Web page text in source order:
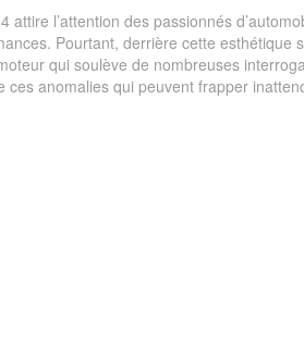
attire l’attention des passionnés
Pourtant, derrière cette esthétique
qui soulève de nombreuses
ces anomalies qui peuvent frapper